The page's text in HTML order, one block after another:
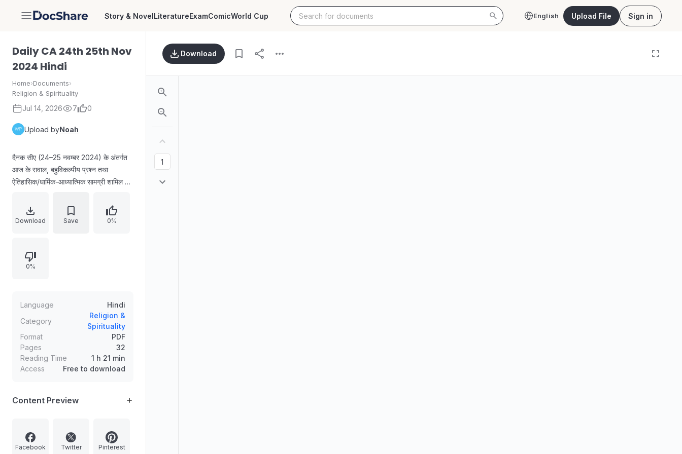
DocShare Story & NovelLiteratureExamComicWorld Cup English Upload File Sign in
Daily CA 24th 25th Nov
2024 Hindi
Home›Documents›
Religion & Spirituality
Jul 14, 2026 7 0
Upload byNoah
दैनक सीए (24–25 नवम्बर 2024) के अंतर्गत
आज के सवाल, बहुविकल्पीय प्रश्न तथा
ऐतिहासिक/धार्मिक-आध्यात्मिक सामग्री शामिल है।
(21 अप्रैल 1621), मुगल सम्राट औरंगजेब के
आदेश पर दिल्ली में शहादत, तथा दिल्ली में गुरुद्वारा
गया है।
Download Save 0%
0%
Language
Hindi
Category
Religion &
Spirituality
Format
PDF
Pages
32
Reading Time
1 h 21 min
Access
Free to download
Content Preview
Facebook Twitter Pinterest
Download